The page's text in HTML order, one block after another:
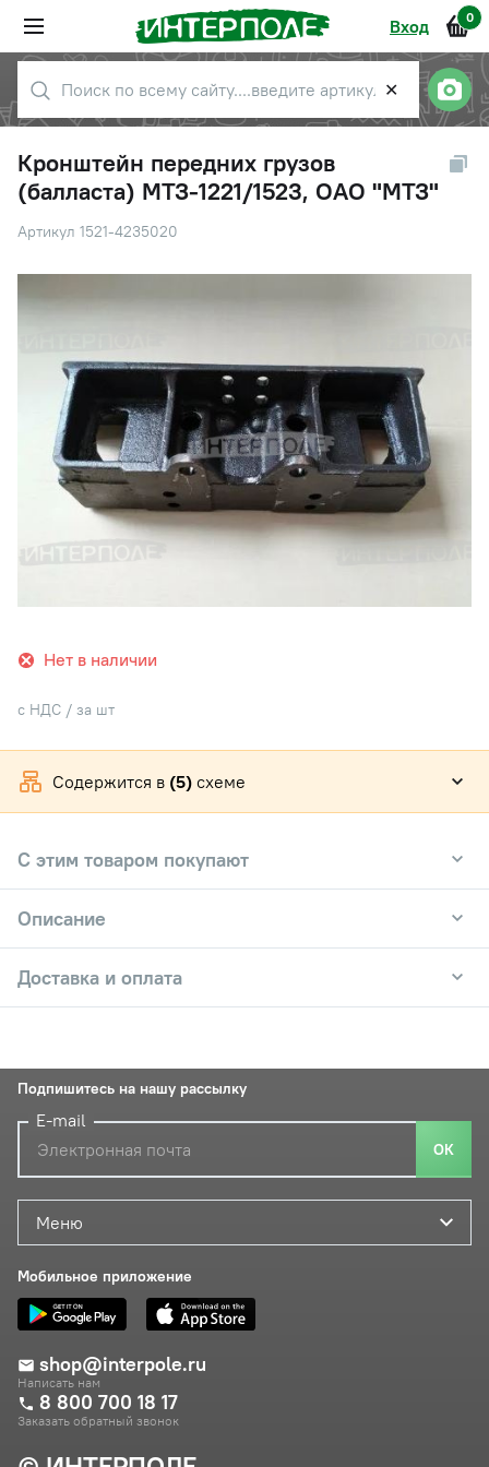
Вход 0
✕
Кронштейн передних грузов
(балласта) МТЗ-1221/1523, ОАО "МТЗ"
Артикул 1521-4235020
Нет в наличии
с НДС / за шт
Содержится в (5) схеме
С этим товаром покупают
Описание
Доставка и оплата
Меню
Мобильное приложение
shop@interpole.ru
Написать нам
8 800 700 18 17
Заказать обратный звонок
Подпишитесь на нашу рассылку
E-mail
ОК